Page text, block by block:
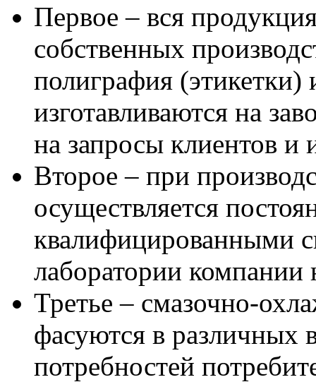
Первое – вся
собственных
полиграфия (этикетки)
изготавливаются на
на запросы клиентов и
Второе – при
осуществляется
квалифицированными
лаборатории
Третье – смазочно-
фасуются в различных
потребностей